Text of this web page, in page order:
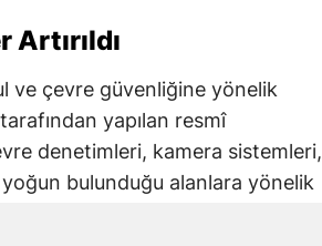
ve çevre güvenliğine yönelik
yapılan resmî
denetimleri, kamera sistemleri,
bulunduğu alanlara yönelik